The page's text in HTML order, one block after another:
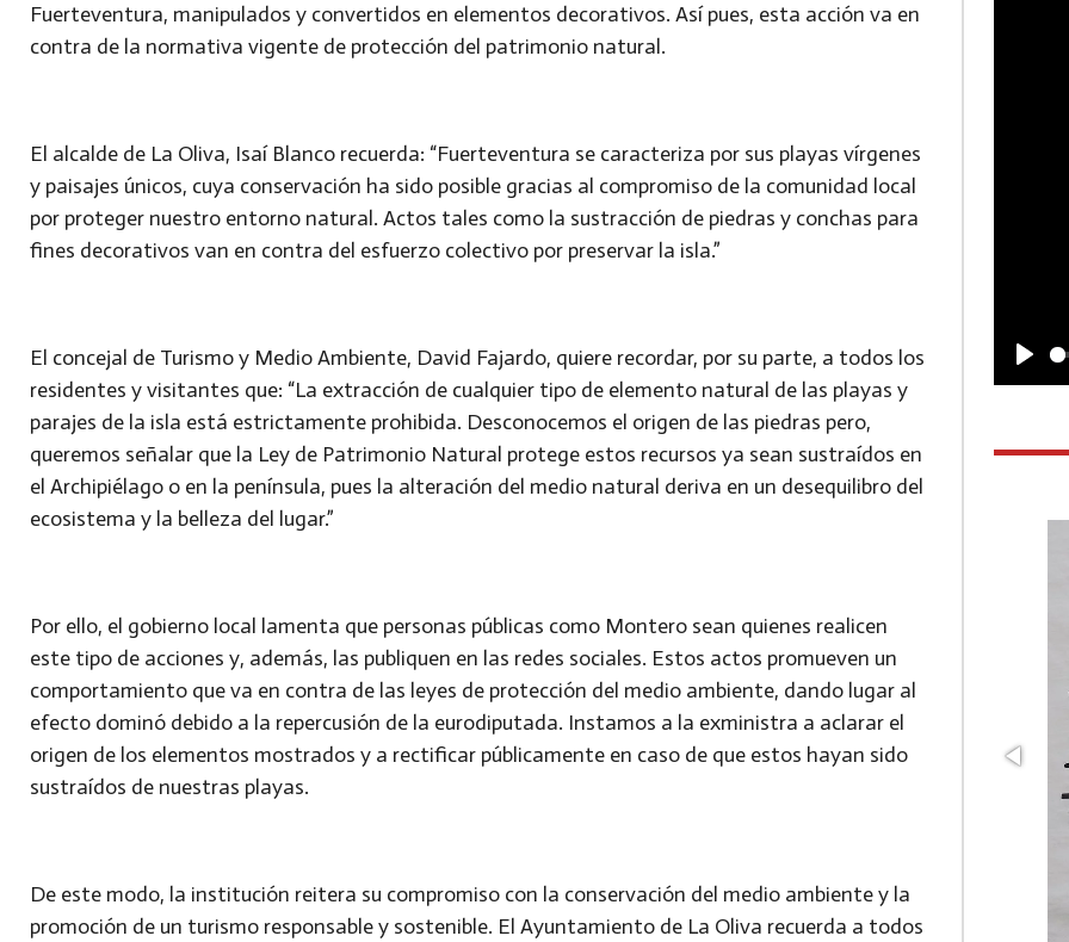
Fuerteventura, manipulados y convertidos en elementos decorativos. Así pues, esta acción va en
contra de la normativa vigente de protección del patrimonio natural.
El alcalde de La Oliva, Isaí Blanco recuerda: “Fuerteventura se caracteriza por sus playas vírgenes
y paisajes únicos, cuya conservación ha sido posible gracias al compromiso de la comunidad local
por proteger nuestro entorno natural. Actos tales como la sustracción de piedras y conchas para
fines decorativos van en contra del esfuerzo colectivo por preservar la isla.”
El concejal de Turismo y Medio Ambiente, David Fajardo, quiere recordar, por su parte, a todos los
residentes y visitantes que: “La extracción de cualquier tipo de elemento natural de las playas y
parajes de la isla está estrictamente prohibida. Desconocemos el origen de las piedras pero,
queremos señalar que la Ley de Patrimonio Natural protege estos recursos ya sean sustraídos en
el Archipiélago o en la península, pues la alteración del medio natural deriva en un desequilibro del
ecosistema y la belleza del lugar.”
Por ello, el gobierno local lamenta que personas públicas como Montero sean quienes realicen
este tipo de acciones y, además, las publiquen en las redes sociales. Estos actos promueven un
comportamiento que va en contra de las leyes de protección del medio ambiente, dando lugar al
efecto dominó debido a la repercusión de la eurodiputada. Instamos a la exministra a aclarar el
origen de los elementos mostrados y a rectificar públicamente en caso de que estos hayan sido
sustraídos de nuestras playas.
De este modo, la institución reitera su compromiso con la conservación del medio ambiente y la
promoción de un turismo responsable y sostenible. El Ayuntamiento de La Oliva recuerda a todos
P
a